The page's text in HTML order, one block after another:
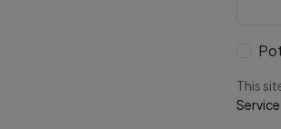
This
Service